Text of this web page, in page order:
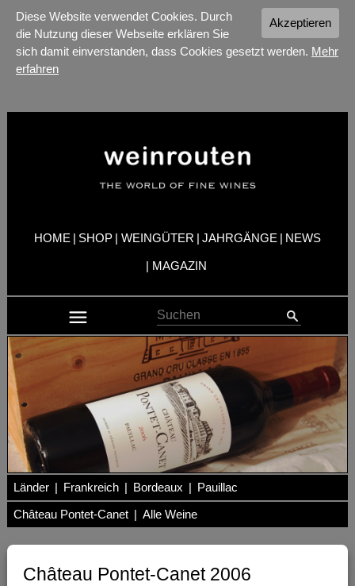
Akzeptieren
Diese Website verwendet Cookies. Durch
die Nutzung dieser Webseite erklären Sie
sich damit einverstanden, dass Cookies gesetzt werden. Mehr
erfahren
HOME | SHOP | WEINGÜTER | JAHRGÄNGE | NEWS
| MAGAZIN
Länder | Frankreich | Bordeaux | Pauillac
Château Pontet-Canet | Alle Weine
Château Pontet-Canet 2006